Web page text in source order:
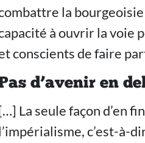
la
à ouvrir la voie
conscients de faire
d’avenir en
La seule façon d’en
c’est-à-